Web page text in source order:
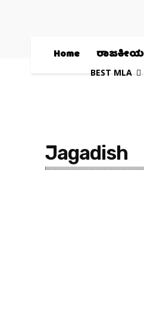
Home ರಾಜಕೀಯ
BEST MLA
Jagadish